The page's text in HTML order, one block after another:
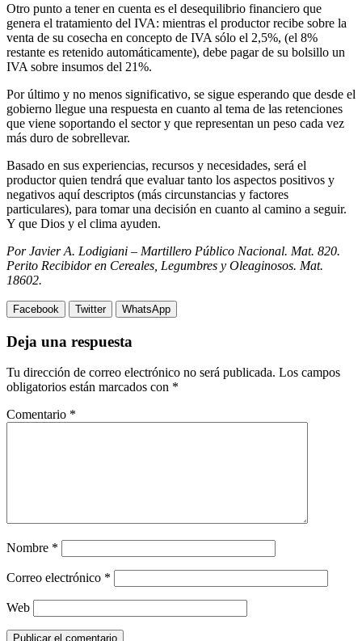
Otro punto a tener en cuenta es el desequilibrio financiero que
genera el tratamiento del IVA: mientras el productor recibe sobre la
venta de su cosecha en concepto de IVA sólo el 2,5%, (el 8%
restante es retenido automáticamente), debe pagar de su bolsillo un
IVA sobre insumos del 21%.
Por último y no menos significativo, se sigue esperando que desde el
gobierno llegue una respuesta en cuanto al tema de las retenciones
que viene soportando el sector y que representan un peso cada vez
más duro de sobrellevar.
Basado en sus experiencias, recursos y necesidades, será el
productor quien tendrá que evaluar tanto los aspectos positivos y
negativos aquí descriptos (más circunstancias y factores
particulares), para tomar una decisión en cuanto al camino a seguir.
Y que Dios y el clima ayuden.
Por Javier A. Lodigiani – Martillero Público Nacional. Mat. 820.
Perito Recibidor en Cereales, Legumbres y Oleaginosos. Mat.
18602.
Facebook Twitter WhatsApp
Deja una respuesta
Tu dirección de correo electrónico no será publicada. Los campos
obligatorios están marcados con *
Comentario *
Nombre *
Correo electrónico *
Web